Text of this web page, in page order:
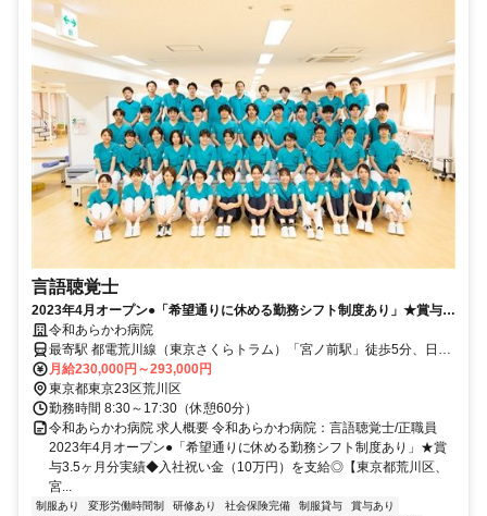
言語聴覚士
2023年4月オープン●「希望通りに休める勤務シフト制度あり」★賞与
3.5ヶ月分実績◆入社祝い金（10万円）を支給◎【東京都荒川区、宮ノ
前駅/熊野前駅、言語聴覚士、正職員】
令和あらかわ病院
最寄駅 都電荒川線（東京さくらトラム）「宮ノ前駅」徒歩5分、日暮
里・舎人ライナー「熊野前駅」徒歩5分
月給230,000円～293,000円
東京都東京23区荒川区
勤務時間 8:30～17:30（休憩60分）
令和あらかわ病院 求人概要 令和あらかわ病院：言語聴覚士/正職員
2023年4月オープン●「希望通りに休める勤務シフト制度あり」★賞
与3.5ヶ月分実績◆入社祝い金（10万円）を支給◎【東京都荒川区、
宮...
制服あり 変形労働時間制 研修あり 社会保険完備 制服貸与
賞与あり